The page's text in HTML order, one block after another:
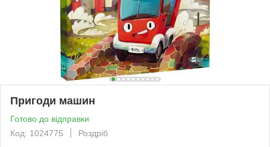
Пригоди машин
Готово до відправки
Код: 1024775
Роздріб